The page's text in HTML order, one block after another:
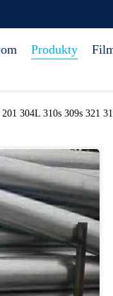
Produkty
304L 310s 309s 321